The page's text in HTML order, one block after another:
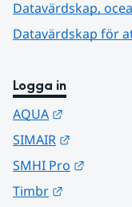
Datavärdskap,
Datavärdskap för
Logga in
AQUA
SIMAIR
SMHI Pro
Timbr